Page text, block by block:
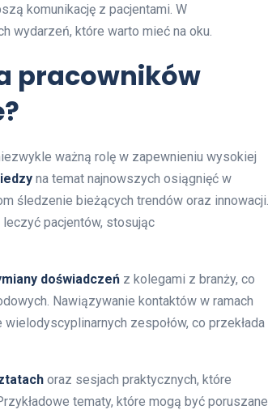
komunikację z pacjentami. W
wydarzeń, które warto mieć na oku.
pracowników
ważną rolę w zapewnieniu wysokiej
na temat najnowszych osiągnięć w
śledzenie bieżących trendów oraz innowacji.
pacjentów, stosując
doświadczeń z kolegami z branży, co
Nawiązywanie kontaktów w ramach
zespołów, co przekłada
oraz sesjach praktycznych, które
tematy, które mogą być poruszane